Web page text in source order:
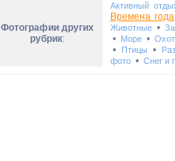
Фотографии других
рубрик:
Активный
Времена года
Животные•
• Море•
• Птицы •
фото• Снег и